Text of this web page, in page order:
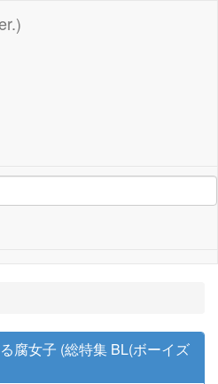
腐女子 (総特集 BL(ボーイズ